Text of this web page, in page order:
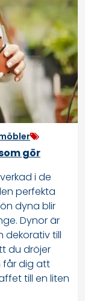
gör
i de
perfekta
dyna blir
Dynor är
dekorativ till
du dröjer
får dig att
till en liten